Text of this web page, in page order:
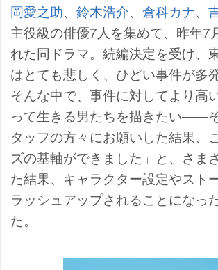
岡愛之助、 鈴木浩介、 倉科カナ、
主役級の俳優7人を集めて、昨年7
れた同ドラマ。続編決定を受け、
はとても悲しく、ひどい事件が多
そんな中で、事件に対してより高
って生きる男たちを描きたい――
タッフの方々にお願いした結果、
ズの基軸ができました」と、さま
た結果、キャラクター設定やスト
ラッシュアップされることになっ
た。